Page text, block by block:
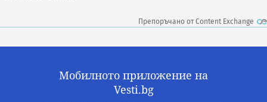
Препоръчано от Content Exchange
Мобилното приложение на
Vesti.bg